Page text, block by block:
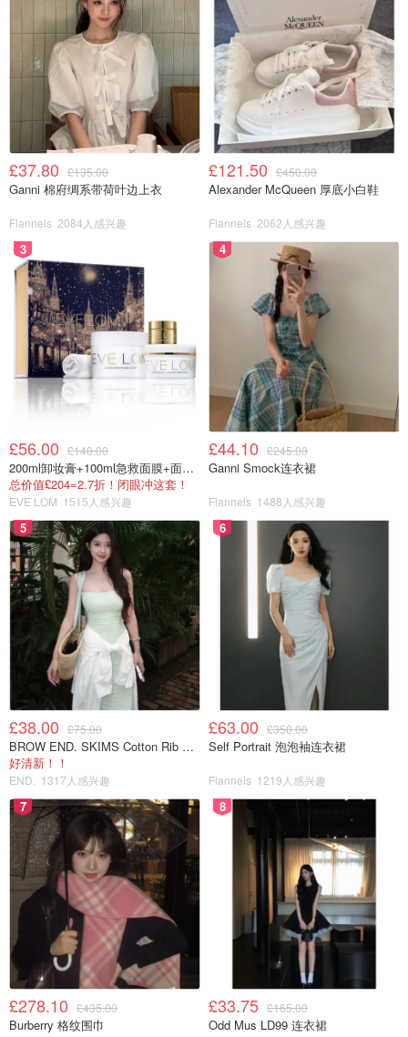
这款是清新裸妆感DW粉底液，自带SPF. 既然打着无妆感的
效果，那么遮瑕度就不得不打折扣。持久度虽然还不错，但
与DW普通款相比，还是略弱。粉底轻薄，流动性太高了，
让我一度以为会它从脸上流下来 😂 跟白金粉底差不多。这
款可以上完全脸再铺开。需要长时间粉底才会变干一些，所
以上妆的美妆蛋会吸收不少粉底液，也许试试其他上妆工具
会不错。记得几年前雅诗兰黛家曾出过轻薄款DW Nude。
这款Sheer long wear跟以前的Nude有相似的地方，但显著
的差别是妆效。这款妆效是哑光雾面，所以不会像以前的
Nude，混皮上完妆亮亮的，感觉油。
遮瑕度：🌟🌟（2颗）
持久度：🌟🌟 （2颗）
妆面：透明哑光雾面
适用人群：所有，诉求是清新，裸妆感，保持哑光妆面。如
果皮肤无瑕疵或者较少，用遮瑕膏搞定，这款应该是非常合
适的产品。对油皮来说，这款出油后是不如普通DW的。
4. 【Double Wear Powder make up】：
Stay in place
£37.80 £135.00
Ganni 棉府绸系带荷叶边上衣
Flannels 2084人感兴趣
£121.50 £450.00
Alexander McQueen 厚底小白鞋
Flannels 2062人感兴趣
3
£56.00 £140.00
200ml卸妆膏+100ml急救面膜+面霜+洁颜布
总价值£204=2.7折！闭眼冲这套！
EVE LOM 1515人感兴趣
4
£44.10 £245.00
Ganni Smock连衣裙
Flannels 1488人感兴趣
5
£38.00 £75.00
BROW END. SKIMS Cotton Rib 长款背心连衣裙 薄荷绿
好清新！！
END. 1317人感兴趣
6
£63.00 £350.00
Self Portrait 泡泡袖连衣裙
Flannels 1219人感兴趣
7
£278.10 £435.00
Burberry 格纹围巾
8
£33.75 £165.00
Odd Mus LD99 连衣裙